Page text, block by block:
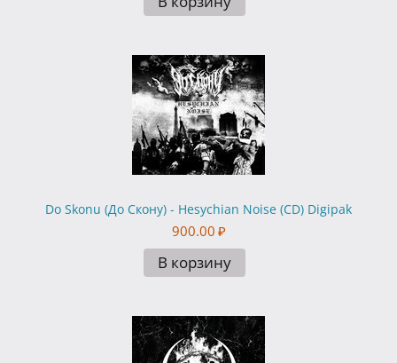
Do Skonu (До Скону) - Hesychian Noise (CD) Digipak
900.00 ₽
В корзину